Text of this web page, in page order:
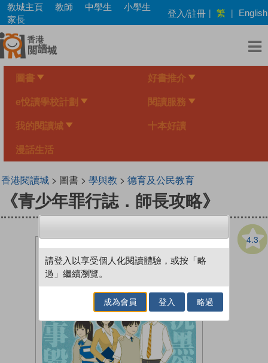
Skip
main
content
教城主頁 教師 中學生
小學生
家長
登入/註冊 | 繁 | English
圖書 好書推介
e悅讀學校計劃 閱讀服務
我的閱讀城 十本好讀
漫話生活
香港閱讀城> 圖書 > 學與教 > 德育及公民教育
《青少年罪行誌．師長攻略》
4.3
請登入以享受個人化閱讀體驗，或按「略
過」繼續瀏覽。
成為會員 登入 略過